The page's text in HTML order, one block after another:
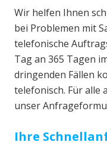
Wir helfen Ihnen
bei Problemen mit
telefonische
Tag an 365 Tagen
dringenden Fällen
telefonisch. Für alle
unser
Ihre